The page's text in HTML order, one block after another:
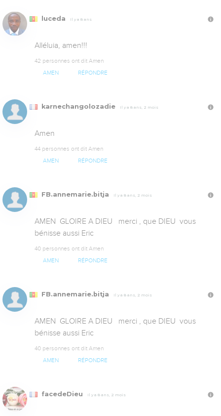
luceda Il y a 8 ans
Alléluia, amen!!!
42 personnes ont dit Amen
AMEN RÉPONDRE
karnechangolozadie Il y a 8 ans, 2 mois
Amen
44 personnes ont dit Amen
AMEN RÉPONDRE
FB.annemarie.bitja Il y a 8 ans, 2 mois
AMEN  GLOIRE A DIEU   merci , que DIEU  vous
bénisse aussi Eric
40 personnes ont dit Amen
AMEN RÉPONDRE
FB.annemarie.bitja Il y a 8 ans, 2 mois
AMEN  GLOIRE A DIEU   merci , que DIEU  vous
bénisse aussi Eric
40 personnes ont dit Amen
AMEN RÉPONDRE
facedeDieu Il y a 8 ans, 2 mois